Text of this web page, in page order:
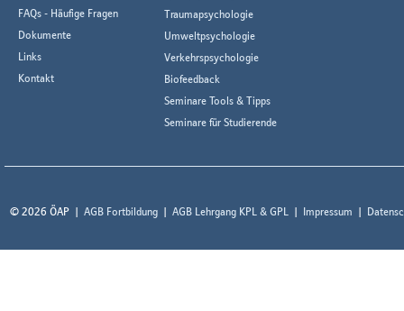
FAQs - Häufige Fragen
Dokumente
Links
Kontakt
Traumapsychologie
Umweltpsychologie
Verkehrspsychologie
Biofeedback
Seminare Tools & Tipps
Seminare für Studierende
© 2026 ÖAP AGB Fortbildung AGB Lehrgang KPL & GPL Impressum